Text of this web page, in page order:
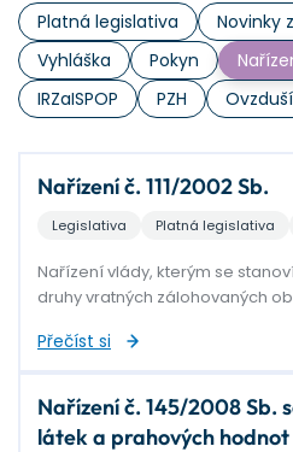
Platná legislativa Novinky
Vyhláška
Pokyn
IRZaISPOP
PZH Ovzduší
Nařízení č. 111/2002 Sb.
Legislativa Platná legislativa
Nařízení vlády, kterým se
druhy vratných zálohovaných
Přečíst si
Nařízení č. 145/2008 Sb.
látek a prahových hodnot